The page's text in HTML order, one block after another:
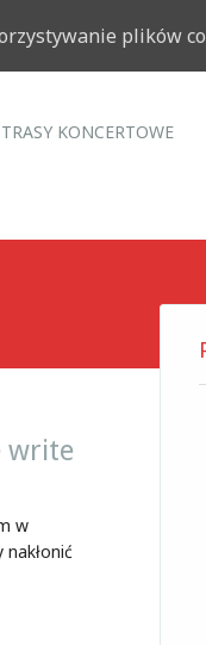
TRASY KONCERTOWE
write
w
nakłonić
plików